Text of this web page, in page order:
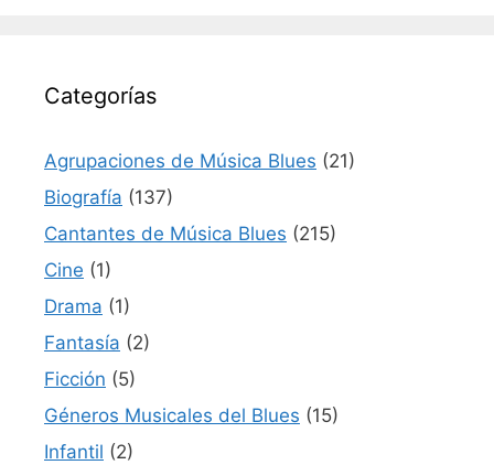
Categorías
Agrupaciones de Música Blues (21)
Biografía (137)
Cantantes de Música Blues (215)
Cine (1)
Drama (1)
Fantasía (2)
Ficción (5)
Géneros Musicales del Blues (15)
Infantil (2)